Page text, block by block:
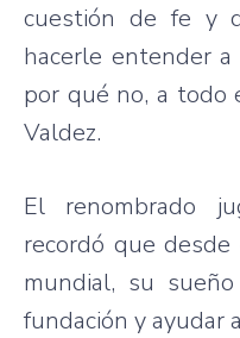
cuestión de fe y
hacerle entender
por qué no, a todo
Valdez.
El renombrado
recordó que
mundial, su
fundación y ayudar